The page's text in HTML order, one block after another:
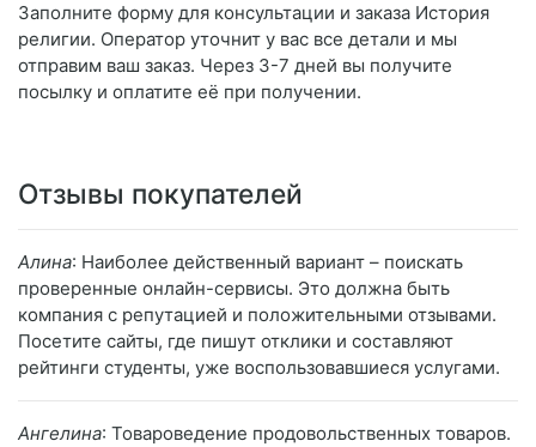
Заполните форму для консультации и заказа История
религии. Оператор уточнит у вас все детали и мы
отправим ваш заказ. Через 3-7 дней вы получите
посылку и оплатите её при получении.
Отзывы покупателей
Алина: Наиболее действенный вариант – поискать
проверенные онлайн-сервисы. Это должна быть
компания с репутацией и положительными отзывами.
Посетите сайты, где пишут отклики и составляют
рейтинги студенты, уже воспользовавшиеся услугами.
Ангелина: Товароведение продовольственных товаров.